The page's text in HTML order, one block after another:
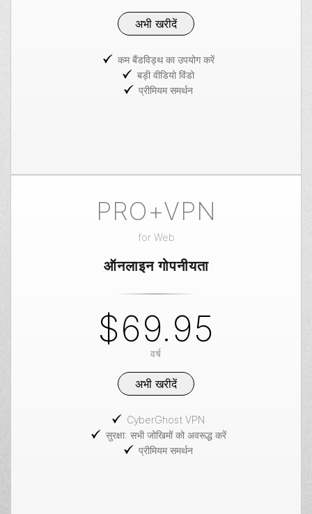
PRO+VPN
for Web
ऑनलाइन गोपनीयता
$69.95
वर्ष
अभी खरीदें
CyberGhost VPN
सुरक्षा: सभी जोखिमों को अवरूद्ध करें
प्रीमियम समर्थन
अभी खरीदें
कम बैंडविड्थ का उपयोग करें
बड़ी वीडियो विंडो
प्रीमियम समर्थन